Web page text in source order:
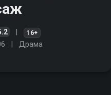
16+
Драма